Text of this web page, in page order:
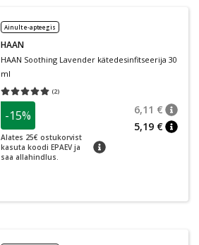
Ainult e-apteegis
HAAN
HAAN Soothing Lavender kätedesinfitseerija 30
ml
(2)
Keskmine hinnang 5.00
-15%
Alates 25€ ostukorvist
kasuta koodi EPAEV ja
saa allahindlus.
nõuanne
6,11 €
5,19 €